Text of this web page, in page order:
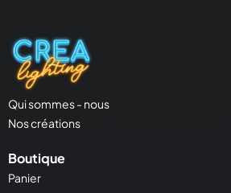
Qui sommes - nous
Nos créations
Boutique
Panier